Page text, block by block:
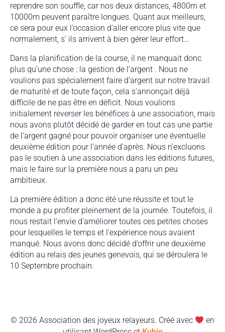
reprendre son souffle, car nos deux distances, 4800m et
10000m peuvent paraître longues. Quant aux meilleurs,
ce sera pour eux l’occasion d’aller encore plus vite que
normalement, s’ ils arrivent à bien gérer leur effort…
Dans la planification de la course, il ne manquait donc
plus qu’une chose : la gestion de l’argent . Nous ne
voulions pas spécialement faire d’argent sur notre travail
de maturité et de toute façon, cela s’annonçait déjà
difficile de ne pas être en déficit. Nous voulions
initialement reverser les bénéfices à une association, mais
nous avons plutôt décidé de garder en tout cas une partie
de l’argent gagné pour pouvoir organiser une éventuelle
deuxième édition pour l’année d’après. Nous n’excluons
pas le soutien à une association dans les éditions futures,
mais le faire sur la première nous a paru un peu
ambitieux.
La première édition a donc été une réussite et tout le
monde a pu profiter pleinement de la journée. Toutefois, il
nous restait l’envie d’améliorer toutes ces petites choses
pour lesquelles le temps et l’expérience nous avaient
manqué. Nous avons donc décidé d’offrir une deuxième
édition au relais des jeunes genevois, qui se déroulera le
10 Septembre prochain.
© 2026 Association des joyeux relayeurs. Créé avec
en